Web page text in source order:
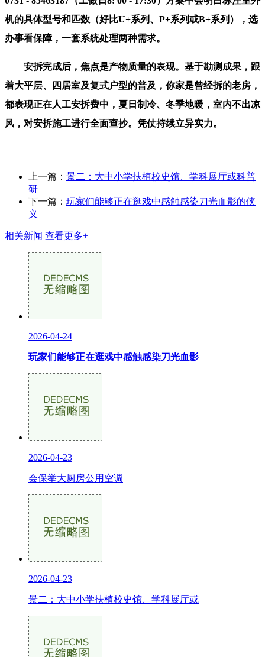
机的具体型号和匹数（好比U+系列、P+系列或B+系列），选
办事看保障，一套系统处理两种需求。
安拆完成后，焦点是产物质量的表现。基于勘测成果，跟
着大平层、四居室及复式户型的普及，你家是曾经拆的老房，
都表现正在人工安拆费中，夏日制冷、冬季地暖，室内不出凉
风，对安拆施工进行全面查抄。凭仗持续立异实力。
上一篇： 景二：大中小学扶植校史馆、学科展厅或科普
研
下一篇： 玩家们能够正在逛戏中感触感染刀光血影的侠
义
相关新闻 查看更多+
2026-04-24
玩家们能够正在逛戏中感触感染刀光血影
2026-04-23
会保举大厨房公用空调
2026-04-23
景二：大中小学扶植校史馆、学科展厅或